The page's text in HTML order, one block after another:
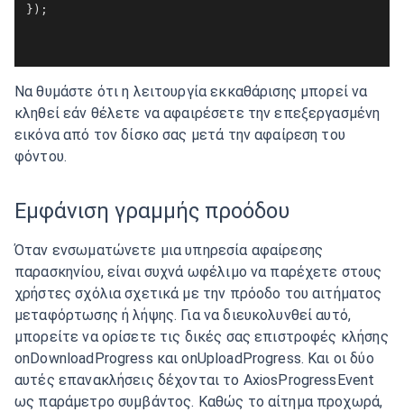
});
Να θυμάστε ότι η λειτουργία εκκαθάρισης μπορεί να
κληθεί εάν θέλετε να αφαιρέσετε την επεξεργασμένη
εικόνα από τον δίσκο σας μετά την αφαίρεση του
φόντου.
Εμφάνιση γραμμής προόδου
Όταν ενσωματώνετε μια υπηρεσία αφαίρεσης
παρασκηνίου, είναι συχνά ωφέλιμο να παρέχετε στους
χρήστες σχόλια σχετικά με την πρόοδο του αιτήματος
μεταφόρτωσης ή λήψης. Για να διευκολυνθεί αυτό,
μπορείτε να ορίσετε τις δικές σας επιστροφές κλήσης
onDownloadProgress και onUploadProgress. Και οι δύο
αυτές επανακλήσεις δέχονται το AxiosProgressEvent
ως παράμετρο συμβάντος. Καθώς το αίτημα προχωρά,